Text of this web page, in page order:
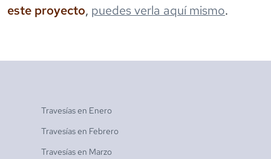
este proyecto, puedes verla aquí mismo.
Travesías en Enero
Travesías en Febrero
Travesías en Marzo